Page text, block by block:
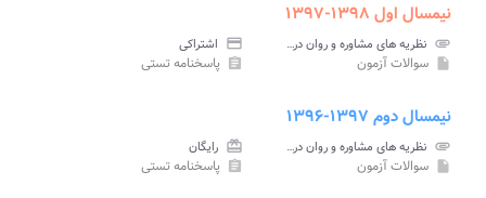
نیمسال اول ۱۳۹۸-۱۳۹۷
attachment نظریه های مشاوره و روان درمانی ۱ پیام نور credit_card اشتراکی
insert_drive_file سوالات آزمون assignment پاسخنامه تستی
نیمسال دوم ۱۳۹۷-۱۳۹۶
attachment نظریه های مشاوره و روان درمانی ۱ پیام نور card_giftcard رایگان
insert_drive_file سوالات آزمون assignment پاسخنامه تستی